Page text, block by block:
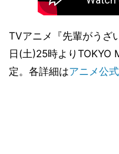
TVアニメ『先輩がうざ
日(土)25時よりTOKYO
定。各詳細はアニメ公